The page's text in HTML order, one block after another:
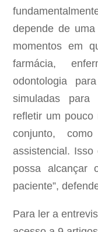
depende de
momentos em
farmácia,
odontologia
simuladas para
refletir um pouco
conjunto,
assistencial.
possa alcançar
paciente”,
Para ler a